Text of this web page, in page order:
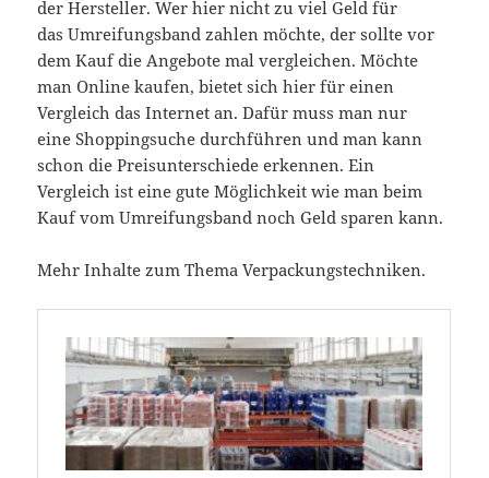
der Hersteller. Wer hier nicht zu viel Geld für
das Umreifungsband zahlen möchte, der sollte vor
dem Kauf die Angebote mal vergleichen. Möchte
man Online kaufen, bietet sich hier für einen
Vergleich das Internet an. Dafür muss man nur
eine Shoppingsuche durchführen und man kann
schon die Preisunterschiede erkennen. Ein
Vergleich ist eine gute Möglichkeit wie man beim
Kauf vom Umreifungsband noch Geld sparen kann.
Mehr Inhalte zum Thema Verpackungstechniken.